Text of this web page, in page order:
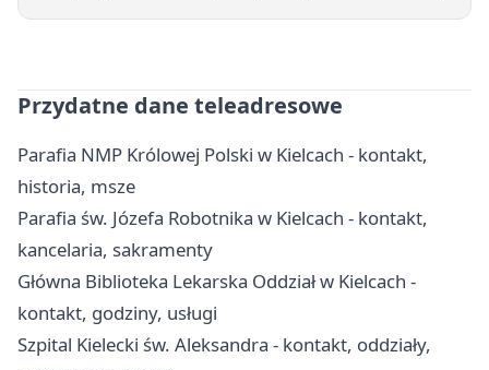
Przydatne dane teleadresowe
Parafia NMP Królowej Polski w Kielcach - kontakt,
historia, msze
Parafia św. Józefa Robotnika w Kielcach - kontakt,
kancelaria, sakramenty
Główna Biblioteka Lekarska Oddział w Kielcach -
kontakt, godziny, usługi
Szpital Kielecki św. Aleksandra - kontakt, oddziały,